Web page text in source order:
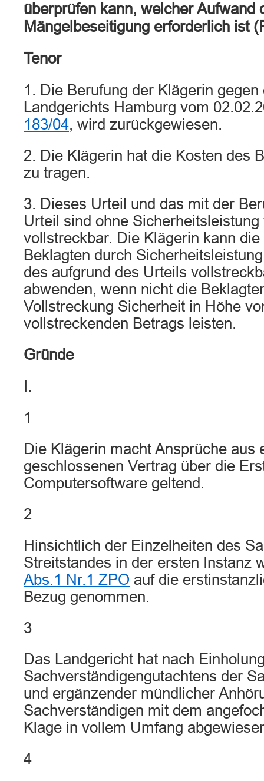
überprüfen kann, welcher Aufwand
Mängelbeseitigung erforderlich ist
Tenor
1. Die Berufung der Klägerin
Landgerichts Hamburg vom
183/04, wird zurückgewiesen.
2. Die Klägerin hat die Kosten des
zu tragen.
3. Dieses Urteil und das mit der
Urteil sind ohne Sicherheitsleistung
vollstreckbar. Die Klägerin kann
Beklagten durch
des aufgrund des Urteils
abwenden, wenn nicht die
Vollstreckung Sicherheit in Höhe
vollstreckenden Betrags leisten.
Gründe
I.
1
Die Klägerin macht Ansprüche aus
geschlossenen Vertrag über die
Computersoftware geltend.
2
Hinsichtlich der Einzelheiten des
Streitstandes in der ersten Instanz
Abs.1 Nr.1 ZPO auf die
Bezug genommen.
3
Das Landgericht hat nach
Sachverständigengutachtens der
und ergänzender mündlicher
Sachverständigen mit dem
Klage in vollem Umfang
4